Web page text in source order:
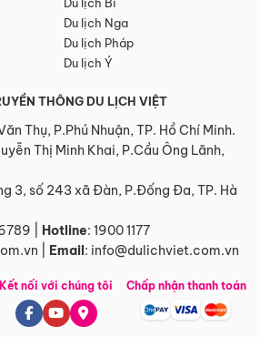
Du lịch Nga
Du lịch Pháp
Du lịch Ý
THÔNG DU LỊCH VIỆT
Thụ, P.Phú Nhuận, TP. Hồ Chí Minh.
Thị Minh Khai, P.Cầu Ông Lãnh,
3, số 243 xã Đàn, P.Đống Đa, TP. Hà
Hotline: 1900 1177
Email: info@dulichviet.com.vn
Kết nối với chúng tôi Chấp nhận thanh toán